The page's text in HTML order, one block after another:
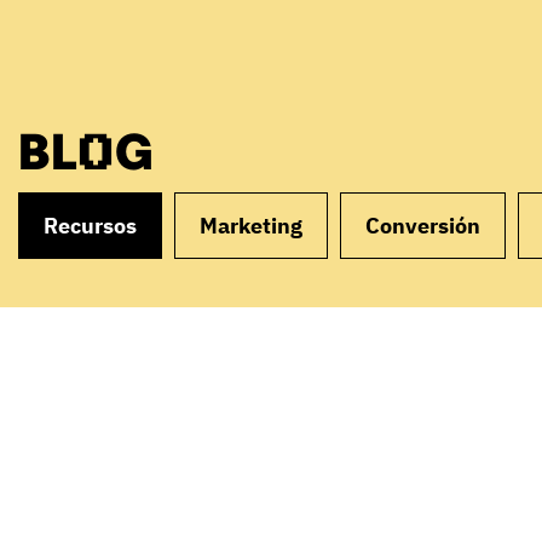
BLOG
Recursos Marketing Conversión